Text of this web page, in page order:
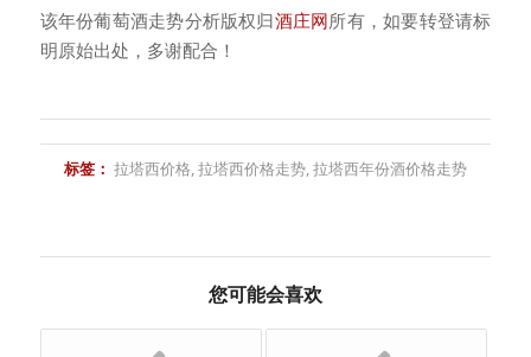
该年份葡萄酒走势分析版权归酒庄网所有，如要转登请标
明原始出处，多谢配合！
标签： 拉塔西价格,拉塔西价格走势,拉塔西年份酒价格走势
您可能会喜欢